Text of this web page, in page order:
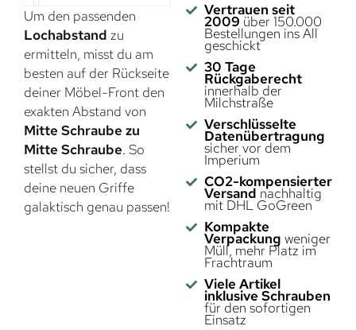
Um den passenden
Lochabstand zu
ermitteln, misst du am
besten auf der Rückseite
deiner Möbel-Front den
exakten Abstand von
Mitte Schraube zu
Mitte Schraube. So
stellst du sicher, dass
deine neuen Griffe
galaktisch genau passen!
Vertrauen seit
2009 über 150.000
Bestellungen ins All
geschickt
30 Tage
Rückgaberecht
innerhalb der
Milchstraße
Verschlüsselte
Datenübertragung
sicher vor dem
Imperium
CO2-kompensierter
Versand nachhaltig
mit DHL GoGreen
Kompakte
Verpackung weniger
Müll, mehr Platz im
Frachtraum
Viele Artikel
inklusive Schrauben
für den sofortigen
Einsatz